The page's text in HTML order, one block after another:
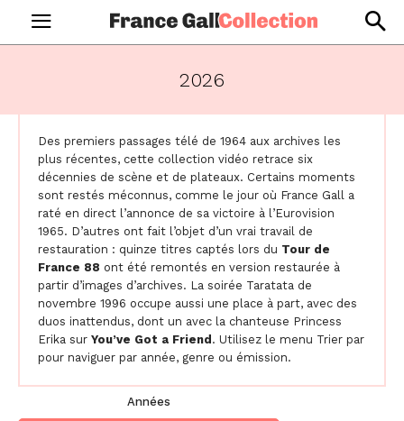
2026
Des premiers passages télé de 1964 aux archives les
plus récentes, cette collection vidéo retrace six
décennies de scène et de plateaux. Certains moments
sont restés méconnus, comme le jour où France Gall a
raté en direct l’annonce de sa victoire à l’Eurovision
1965. D’autres ont fait l’objet d’un vrai travail de
restauration : quinze titres captés lors du Tour de
France 88 ont été remontés en version restaurée à
partir d’images d’archives. La soirée Taratata de
novembre 1996 occupe aussi une place à part, avec des
duos inattendus, dont un avec la chanteuse Princess
Erika sur You’ve Got a Friend . Utilisez le menu Trier par
pour naviguer par année, genre ou émission.
Années